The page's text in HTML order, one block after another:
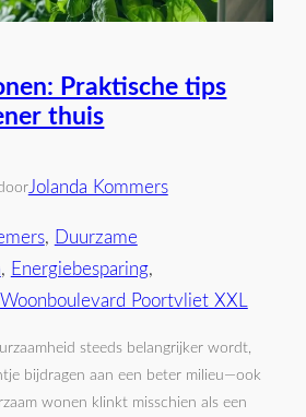
Praktische tips
thuis
Jolanda Kommers
,
Duurzame
, Energiebesparing
Woonboulevard Poortvliet XXL
steeds belangrijker wordt,
bijdragen aan een beter milieu—ook
wonen klinkt misschien als een